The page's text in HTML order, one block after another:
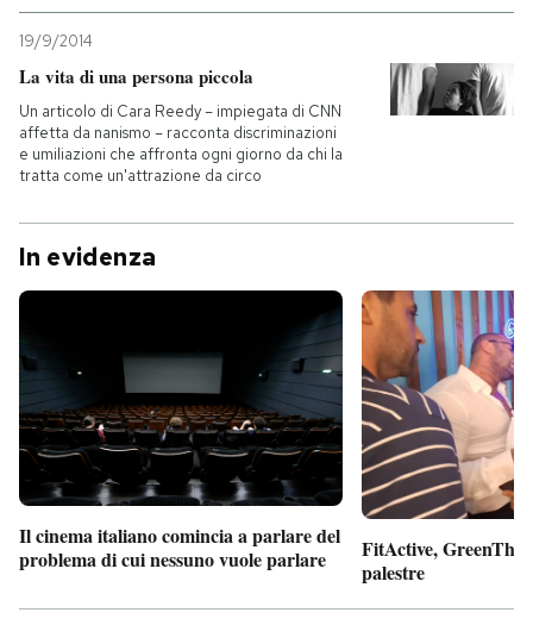
NEWSLETTER
I MIEI PREFERITI
SHOP
AREA PERSONALE
Entra
19/9/2014
La vita di una persona piccola
Un articolo di Cara Reedy – impiegata di CNN
affetta da nanismo – racconta discriminazioni
e umiliazioni che affronta ogni giorno da chi la
tratta come un'attrazione da circo
In evidenza
Il cinema italiano comincia a parlare del
problema di cui nessuno vuole parlare
FitActive,
palestre